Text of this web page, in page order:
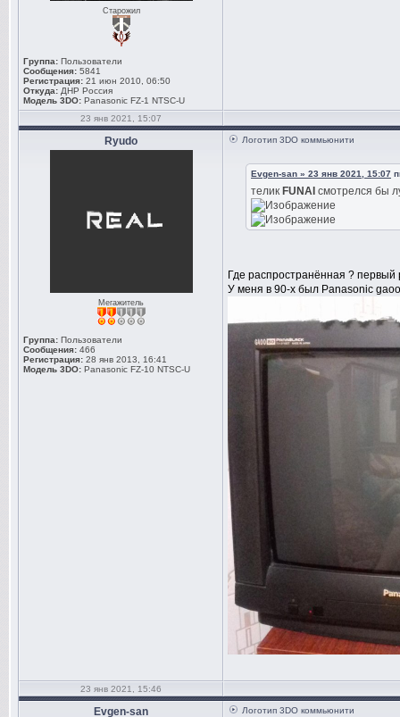
Старожил
Группа: Пользователи
Сообщения: 5841
Регистрация: 21 июн 2010, 06:50
Откуда: ДНР Россия
Модель 3DO: Panasonic FZ-1 NTSC-U
23 янв 2021, 15:07
Ryudo
Мегажитель
Группа: Пользователи
Сообщения: 466
Регистрация: 28 янв 2013, 16:41
Модель 3DO: Panasonic FZ-10 NTSC-U
Логотип 3DO коммьюнити
Evgen-san » 23 янв 2021, 15:07
телик FUNAI смотрелся бы
Где распространённая ? первый
У меня в 90-x был Рanasonic
23 янв 2021, 15:46
Evgen-san Логотип 3DO коммьюнити